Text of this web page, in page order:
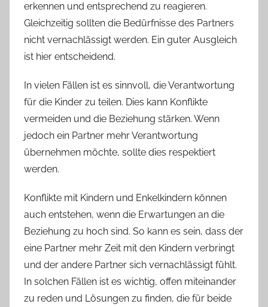
erkennen und entsprechend zu reagieren.
Gleichzeitig sollten die Bedürfnisse des Partners
nicht vernachlässigt werden. Ein guter Ausgleich
ist hier entscheidend.
In vielen Fällen ist es sinnvoll, die Verantwortung
für die Kinder zu teilen. Dies kann Konflikte
vermeiden und die Beziehung stärken. Wenn
jedoch ein Partner mehr Verantwortung
übernehmen möchte, sollte dies respektiert
werden.
Konflikte mit Kindern und Enkelkindern können
auch entstehen, wenn die Erwartungen an die
Beziehung zu hoch sind. So kann es sein, dass der
eine Partner mehr Zeit mit den Kindern verbringt
und der andere Partner sich vernachlässigt fühlt.
In solchen Fällen ist es wichtig, offen miteinander
zu reden und Lösungen zu finden, die für beide